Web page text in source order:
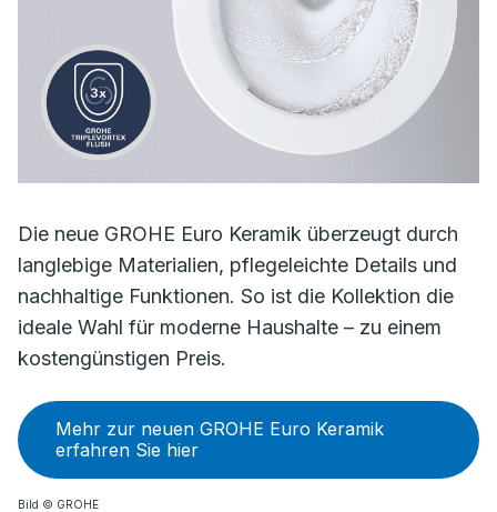
Die neue GROHE Euro Keramik überzeugt durch
langlebige Materialien, pflegeleichte Details und
nachhaltige Funktionen. So ist die Kollektion die
ideale Wahl für moderne Haushalte – zu einem
kostengünstigen Preis.
Mehr zur neuen GROHE Euro Keramik
erfahren Sie hier
Bild © GROHE